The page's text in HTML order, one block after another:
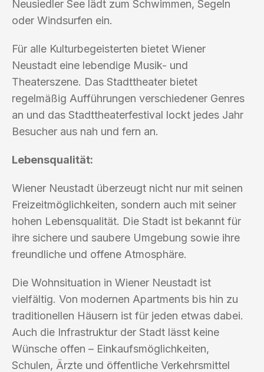
Neusiedler See lädt zum Schwimmen, Segeln
oder Windsurfen ein.
Für alle Kulturbegeisterten bietet Wiener
Neustadt eine lebendige Musik- und
Theaterszene. Das Stadttheater bietet
regelmäßig Aufführungen verschiedener Genres
an und das Stadttheaterfestival lockt jedes Jahr
Besucher aus nah und fern an.
Lebensqualität:
Wiener Neustadt überzeugt nicht nur mit seinen
Freizeitmöglichkeiten, sondern auch mit seiner
hohen Lebensqualität. Die Stadt ist bekannt für
ihre sichere und saubere Umgebung sowie ihre
freundliche und offene Atmosphäre.
Die Wohnsituation in Wiener Neustadt ist
vielfältig. Von modernen Apartments bis hin zu
traditionellen Häusern ist für jeden etwas dabei.
Auch die Infrastruktur der Stadt lässt keine
Wünsche offen – Einkaufsmöglichkeiten,
Schulen, Ärzte und öffentliche Verkehrsmittel